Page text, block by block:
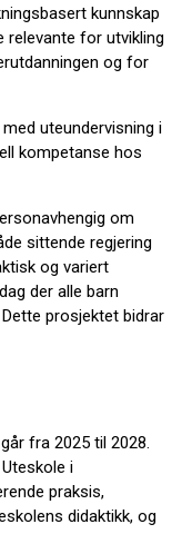
kunnskap
relevante for utvikling
og for
uteundervisning i
kompetanse hos
om
sittende regjering
og variert
der alle barn
prosjektet bidrar
fra 2025 til 2028.
i
praksis,
didaktikk, og